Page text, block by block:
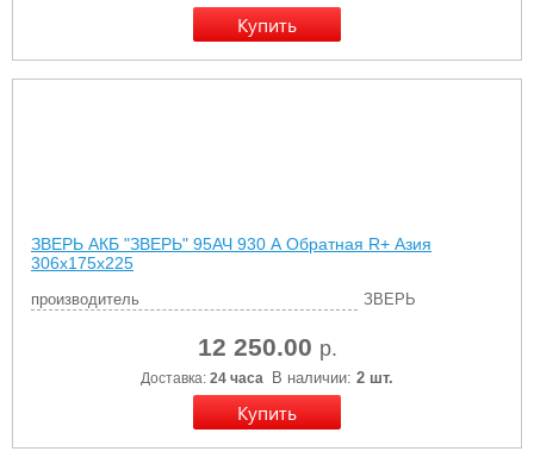
ЗВЕРЬ АКБ "ЗВЕРЬ" 95АЧ 930 А Обратная R+ Азия
306x175x225
производитель ЗВЕРЬ
12 250.00 р.
Доставка: 24 часа В наличии: 2 шт.